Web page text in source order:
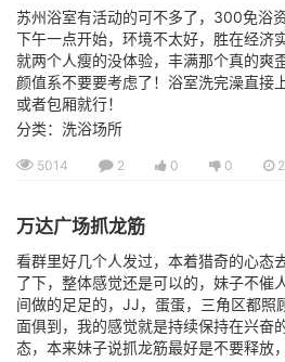
苏州浴室有活动的可不多了，300免浴
下午一点开始，环境不太好，胜在经济实
就两个人瘦的没体验，丰满那个真的爽歪
颜值系不要要考虑了！浴室洗完澡直接
或者包厢就行！
分类：洗浴场所
5014 2 0 0
万达广场抓龙筋
看群里好几个人发过，本着猎奇的心态
了下，整体感觉还是可以的，妹子不催
间做的足足的，JJ，蛋蛋，三角区都照
面俱到，我的感觉就是持续保持在兴奋
态，本来妹子说抓龙筋最好是不要释放